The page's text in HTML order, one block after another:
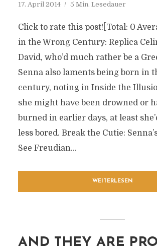
17. April 2014 5 Min. Lesedauer
Click to rate this post![Total: 0
in the Wrong Century: Replica
David, who’d much rather be a
Senna also laments being born in
century, noting in Inside the
she might have been drowned or
burned in earlier days, at least
less bored. Break the Cutie:
See Freudian...
WEITERLESEN
AND THEY ARE